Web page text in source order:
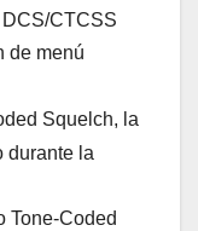
CTCSS
de menú
Squelch, la
durante la
Tone-Coded